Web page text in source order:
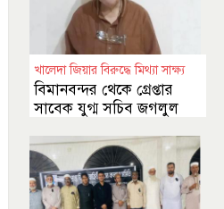
খালেদা জিয়ার বিরুদ্ধে মিথ্যা সাক্ষ্য
বিমানবন্দর থেকে গ্রেপ্তার
সাবেক যুগ্ম সচিব জগলুল